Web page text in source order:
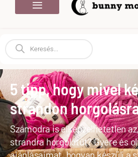
5 tipp, hogy mivel
strandon
Számodra is elképzelhetetlen
strandra horgolótűt? Gyere és
ajánlásaimat, hogyan készülj a